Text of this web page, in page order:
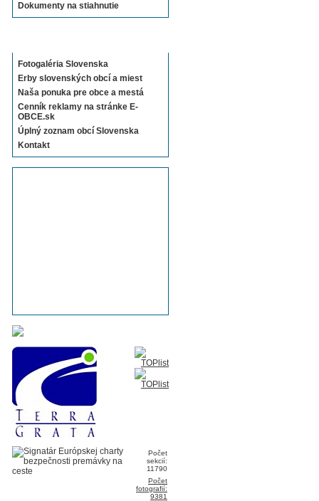
Dokumenty na stiahnutie
Fotogaléria Slovenska
Erby slovenských obcí a miest
Naša ponuka pre obce a mestá
Cenník reklamy na stránke E-
OBCE.sk
Úplný zoznam obcí Slovenska
Kontakt
Počet
sekcií:
11790
Počet
fotografií:
9381